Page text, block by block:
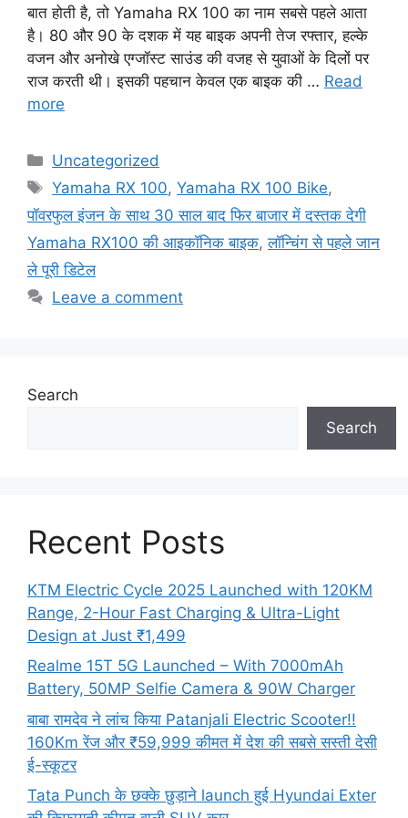
बात होती है, तो Yamaha RX 100 का नाम सबसे पहले आता
है। 80 और 90 के दशक में यह बाइक अपनी तेज रफ्तार, हल्के
वजन और अनोखे एग्जॉस्ट साउंड की वजह से युवाओं के दिलों पर
राज करती थी। इसकी पहचान केवल एक बाइक की … Read
more
Categories
Uncategorized
Tags
Yamaha RX 100,Yamaha RX 100 Bike,
पॉवरफुल इंजन के साथ 30 साल बाद फिर बाजार में दस्तक देगी
Yamaha RX100 की आइकॉनिक बाइक,लॉन्चिंग से पहले जान
ले पूरी डिटेल
Leave a comment
Search
Search
Recent Posts
KTM Electric Cycle 2025 Launched with 120KM
Range, 2-Hour Fast Charging & Ultra-Light
Design at Just ₹1,499
Realme 15T 5G Launched – With 7000mAh
Battery, 50MP Selfie Camera & 90W Charger
बाबा रामदेव ने लांच किया Patanjali Electric Scooter!!
160Km रेंज और ₹59,999 कीमत में देश की सबसे सस्ती देसी
ई-स्कूटर
Tata Punch के छक्के छुड़ाने launch हुई Hyundai Exter